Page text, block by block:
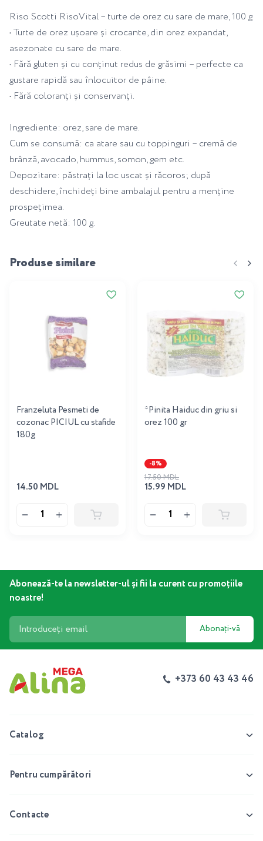
Riso Scotti RisoVital – turte de orez cu sare de mare, 100 g
• Turte de orez ușoare și crocante, din orez expandat,
asezonate cu sare de mare.
• Fără gluten și cu conținut redus de grăsimi – perfecte ca
gustare rapidă sau înlocuitor de pâine.
• Fără coloranți și conservanți.
Ingrediente: orez, sare de mare.
Cum se consumă: ca atare sau cu toppinguri – cremă de
brânză, avocado, hummus, somon, gem etc.
Depozitare: păstrați la loc uscat și răcoros; după
deschidere, închideți bine ambalajul pentru a menține
prospețimea.
Greutate netă: 100 g.
Produse similare
Franzeluta Pesmeti de
cozonac PICIUL cu stafide
180g
14.50 MDL
*Pinita Haiduc din griu si
orez 100 gr
-8%
15.99 MDL
17.50 MDL
Abonează-te la newsletter-ul și fii la curent cu promoțiile
noastre!
Abonați-vă
+373 60 43 43 46
Catalog
Pentru cumpărători
Contacte